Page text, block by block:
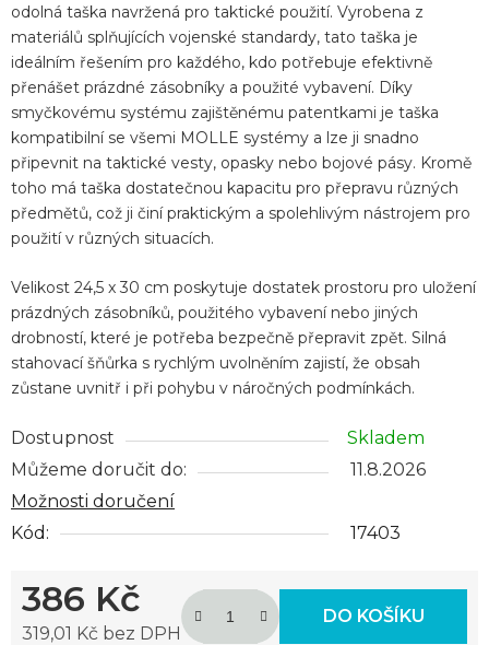
odolná taška navržená pro taktické použití. Vyrobena z
materiálů splňujících vojenské standardy, tato taška je
ideálním řešením pro každého, kdo potřebuje efektivně
přenášet prázdné zásobníky a použité vybavení. Díky
smyčkovému systému zajištěnému patentkami je taška
kompatibilní se všemi MOLLE systémy a lze ji snadno
připevnit na taktické vesty, opasky nebo bojové pásy. Kromě
toho má taška dostatečnou kapacitu pro přepravu různých
předmětů, což ji činí praktickým a spolehlivým nástrojem pro
použití v různých situacích.
Velikost 24,5 x 30 cm poskytuje dostatek prostoru pro uložení
prázdných zásobníků, použitého vybavení nebo jiných
drobností, které je potřeba bezpečně přepravit zpět. Silná
stahovací šňůrka s rychlým uvolněním zajistí, že obsah
zůstane uvnitř i při pohybu v náročných podmínkách.
Dostupnost
Skladem
Můžeme doručit do:
11.8.2026
Možnosti doručení
Kód:
17403
386 Kč
319,01 Kč bez DPH
DO KOŠÍKU